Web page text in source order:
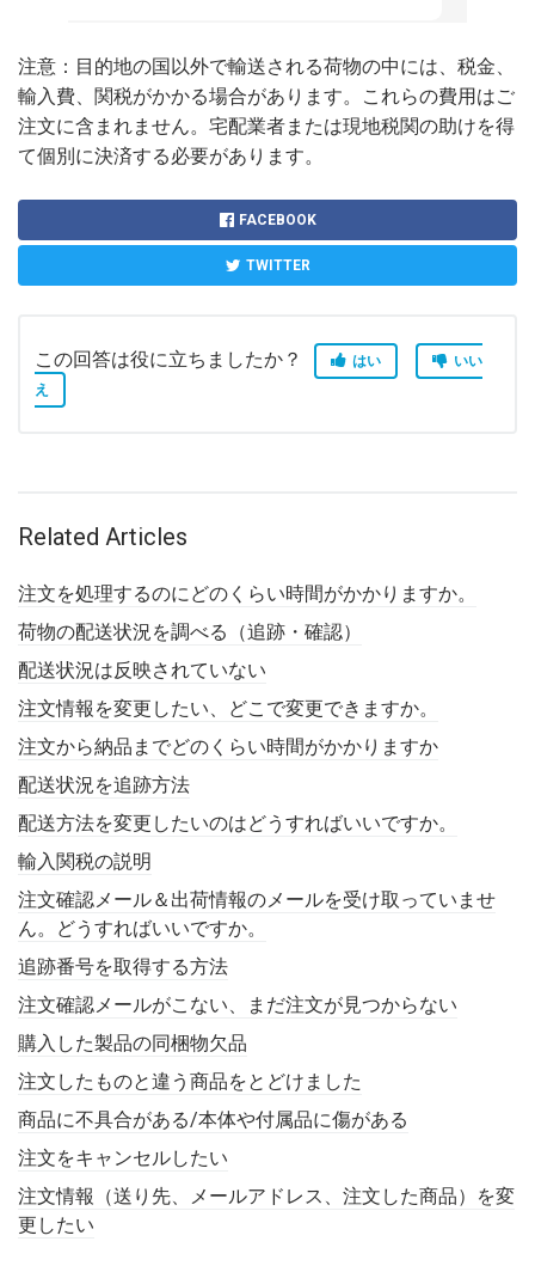
注意：目的地の国以外で輸送される荷物の中には、税金、
輸入費、関税がかかる場合があります。これらの費用はご
注文に含まれません。宅配業者または現地税関の助けを得
て個別に決済する必要があります。
FACEBOOK
TWITTER
この回答は役に立ちましたか？ はい
いい
え
Related Articles
注文を処理するのにどのくらい時間がかかりますか。
荷物の配送状況を調べる（追跡・確認）
配送状況は反映されていない
注文情報を変更したい、どこで変更できますか。
注文から納品までどのくらい時間がかかりますか
配送状況を追跡方法
配送方法を変更したいのはどうすればいいですか。
輸入関税の説明
注文確認メール＆出荷情報のメールを受け取っていませ
ん。どうすればいいですか。
追跡番号を取得する方法
注文確認メールがこない、まだ注文が見つからない
購入した製品の同梱物欠品
注文したものと違う商品をとどけました
商品に不具合がある/本体や付属品に傷がある
注文をキャンセルしたい
注文情報（送り先、メールアドレス、注文した商品）を変
更したい